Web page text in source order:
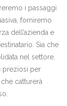
i passaggi
forniremo
dell’azienda e
Sia che
nel settore,
preziosi per
catturerà